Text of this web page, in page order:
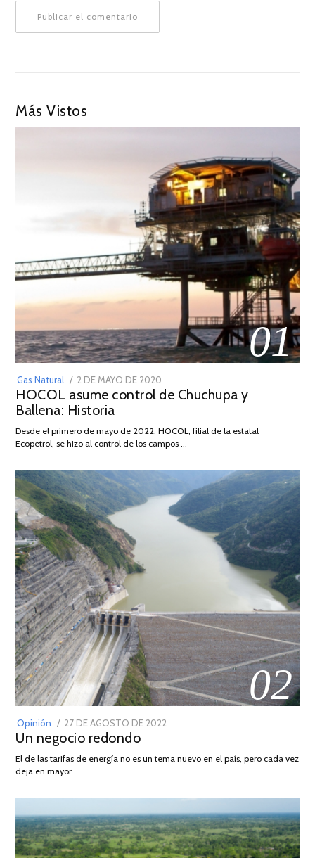
Más Vistos
01
Gas Natural
POSTED
ON
2 DE MAYO DE 2020
DE
2026
HOCOL asume control de Chuchupa y
Ballena: Historia
Desde el primero de mayo de 2022, HOCOL, filial de la estatal
Ecopetrol, se hizo al control de los campos …
02
Opinión
POSTED
ON
27 DE AGOSTO DE 2022
DE
Un negocio redondo
El de las tarifas de energía no es un tema nuevo en el país, pero cada vez
deja en mayor …